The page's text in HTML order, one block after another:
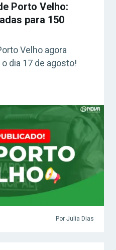
Porto Velho:
para 150
Velho agora
dia 17 de agosto!
Por Julia Dias